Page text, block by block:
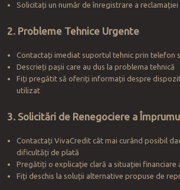
Solicitați un număr de înregistrare a reclamației
2. Probleme Tehnice Urgente
Contactați imediat suportul tehnic prin telefon
Descrieți pașii care au dus la problema tehnică
Fiți pregătit să oferiți informații despre
utilizat
3. Solicitări de Renegociere a
Contactați VivaCredit cât mai curând posibil
dificultăți de plată
Pregătiți o explicație clară a situației financiare
Fiți deschis la soluții alternative propuse de